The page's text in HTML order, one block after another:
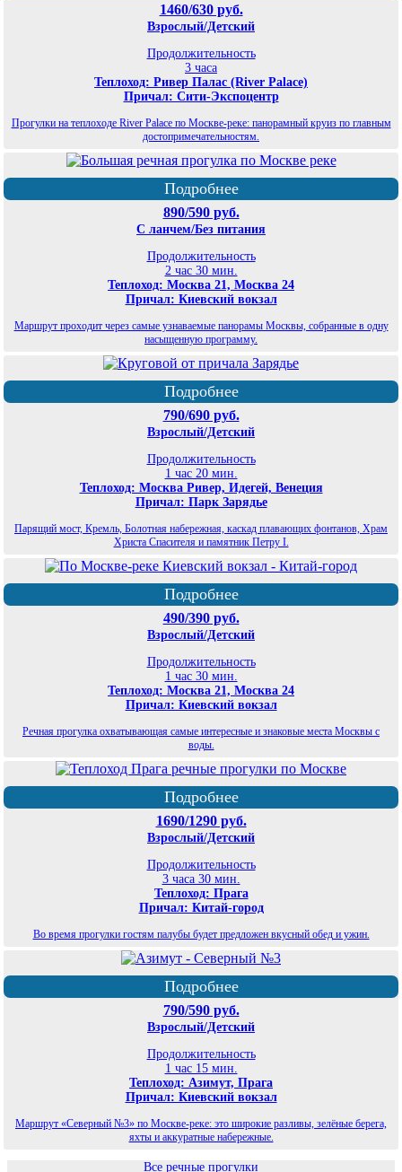
1460/630 руб.
Взрослый/Детский
Продолжительность
3 часа
Теплоход: Ривер Палас (River Palace)
Причал: Сити-Экспоцентр
Прогулки на теплоходе River Palace по Москве-реке: панорамный круиз по главным
достопримечательностям.
Подробнее
890/590 руб.
С ланчем/Без питания
Продолжительность
2 час 30 мин.
Теплоход: Москва 21, Москва 24
Причал: Киевский вокзал
Маршрут проходит через самые узнаваемые панорамы Москвы, собранные в одну
насыщенную программу.
Подробнее
790/690 руб.
Взрослый/Детский
Продолжительность
1 час 20 мин.
Теплоход: Москва Ривер, Идегей, Венеция
Причал: Парк Зарядье
Парящий мост, Кремль, Болотная набережная, каскад плавающих фонтанов, Храм
Христа Спасителя и памятник Петру I.
Подробнее
490/390 руб.
Взрослый/Детский
Продолжительность
1 час 30 мин.
Теплоход: Москва 21, Москва 24
Причал: Киевский вокзал
Речная прогулка охватывающая самые интересные и знаковые места Москвы с
воды.
Подробнее
1690/1290 руб.
Взрослый/Детский
Продолжительность
3 часа 30 мин.
Теплоход: Прага
Причал: Китай-город
Во время прогулки гостям палубы будет предложен вкусный обед и ужин.
Подробнее
790/590 руб.
Взрослый/Детский
Продолжительность
1 час 15 мин.
Теплоход: Азимут, Прага
Причал: Киевский вокзал
Маршрут «Северный №3» по Москве-реке: это широкие разливы, зелёные берега,
яхты и аккуратные набережные.
Все речные прогулки